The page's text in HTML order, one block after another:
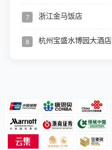
7 浙江金马饭店
8 杭州宝盛水博园大酒店